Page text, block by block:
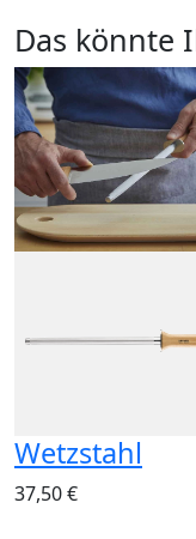
Das könnte
Wetzstahl
37,50 €